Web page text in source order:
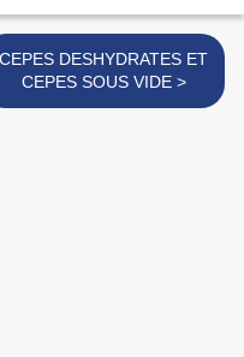
CEPES DESHYDRATES ET
CEPES SOUS VIDE >